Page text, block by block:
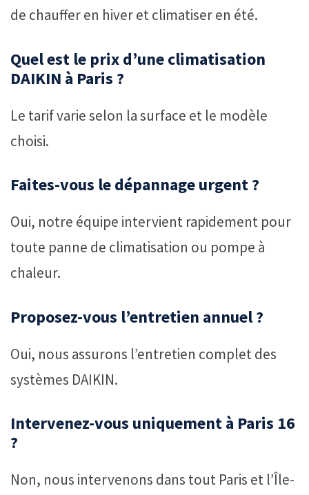
de chauffer en hiver et climatiser en été.
Quel est le prix d’une climatisation
DAIKIN à Paris ?
Le tarif varie selon la surface et le modèle
choisi.
Faites-vous le dépannage urgent ?
Oui, notre équipe intervient rapidement pour
toute panne de climatisation ou pompe à
chaleur.
Proposez-vous l’entretien annuel ?
Oui, nous assurons l’entretien complet des
systèmes DAIKIN.
Intervenez-vous uniquement à Paris 16
?
Non, nous intervenons dans tout Paris et l’Île-